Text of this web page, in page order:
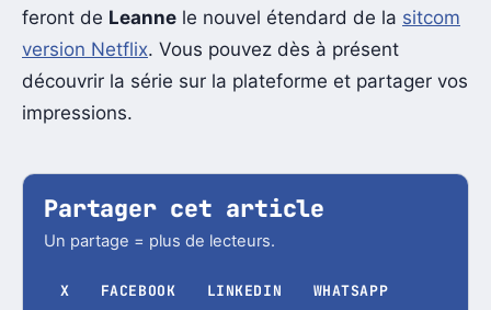
feront de Leanne le nouvel étendard de la sitcom
version Netflix. Vous pouvez dès à présent
découvrir la série sur la plateforme et partager vos
impressions.
Partager cet article
Un partage = plus de lecteurs.
X FACEBOOK LINKEDIN WHATSAPP